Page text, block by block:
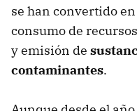
se han convertido
consumo de
y emisión de
contaminantes.